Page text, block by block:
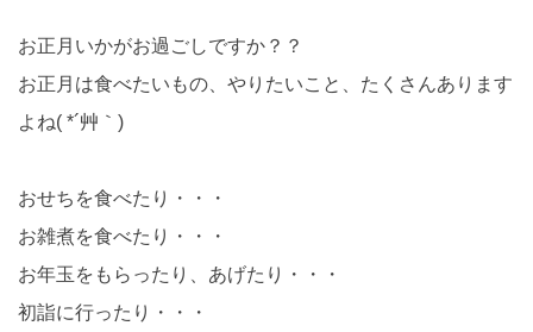
お正月いかがお過ごしですか？？
お正月は食べたいもの、やりたいこと、たくさんあります
よね( *´艸｀)
おせちを食べたり・・・
お雑煮を食べたり・・・
お年玉をもらったり、あげたり・・・
初詣に行ったり・・・